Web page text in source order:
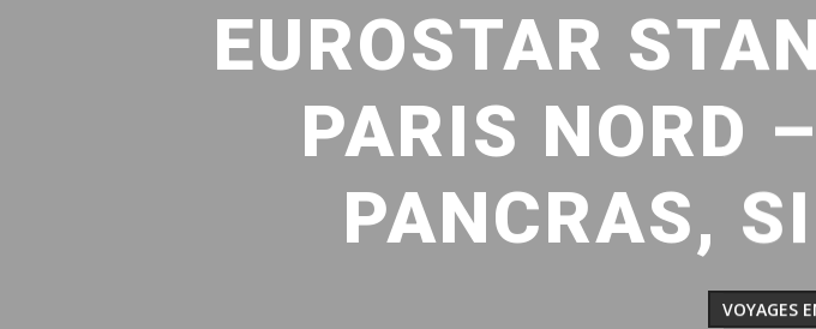
EUROSTAR
PARIS NORD
PANCRAS,
VOYAGES